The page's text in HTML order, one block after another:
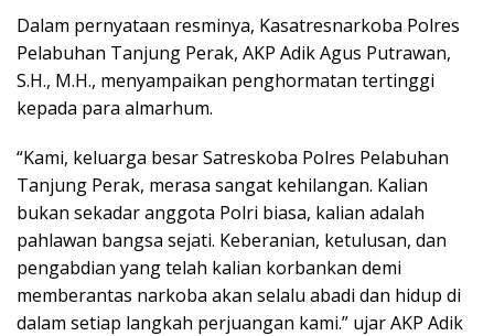
Dalam pernyataan resminya, Kasatresnarkoba Polres
Pelabuhan Tanjung Perak, AKP Adik Agus Putrawan,
S.H., M.H., menyampaikan penghormatan tertinggi
kepada para almarhum.
“Kami, keluarga besar Satreskoba Polres Pelabuhan
Tanjung Perak, merasa sangat kehilangan. Kalian
bukan sekadar anggota Polri biasa, kalian adalah
pahlawan bangsa sejati. Keberanian, ketulusan, dan
pengabdian yang telah kalian korbankan demi
memberantas narkoba akan selalu abadi dan hidup di
dalam setiap langkah perjuangan kami.” ujar AKP Adik